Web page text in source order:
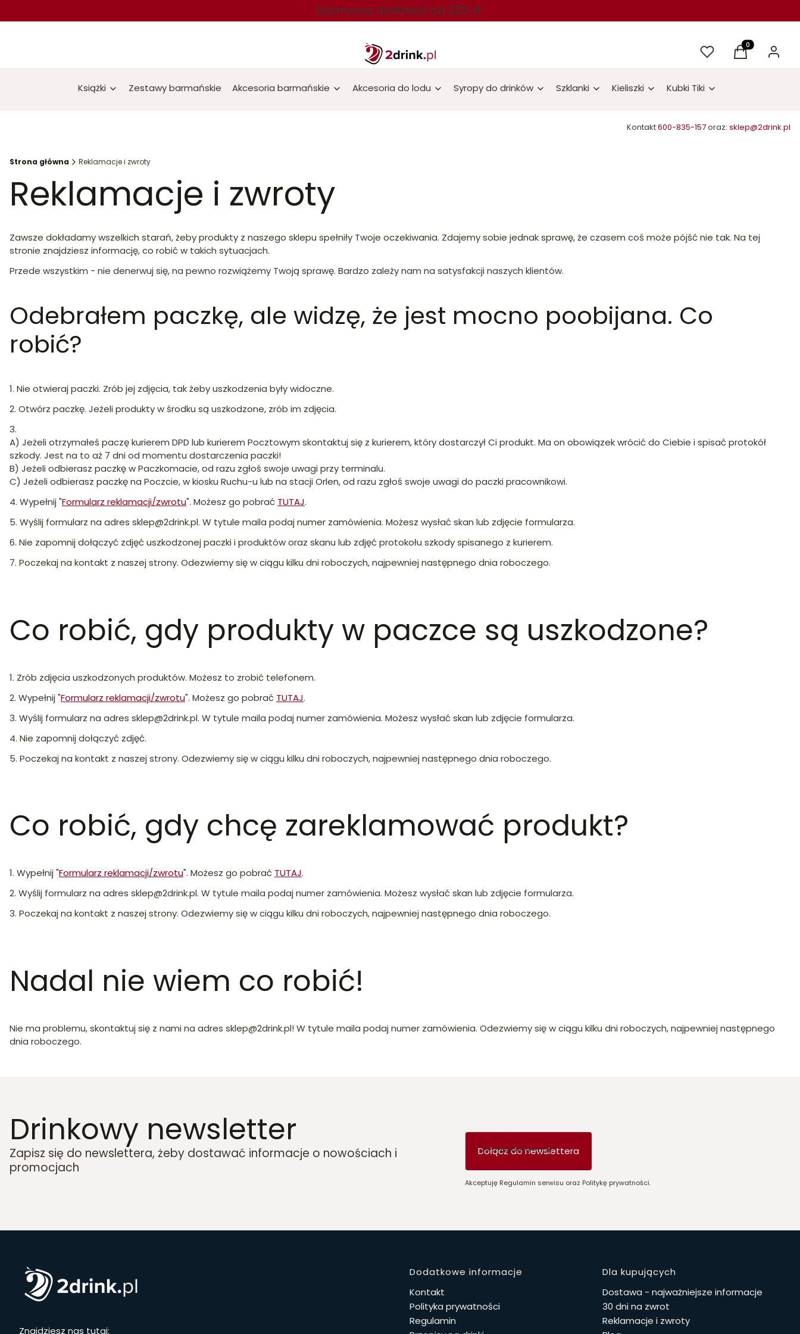
Darmowa dostawa od 250 zł
UlubioneProdukty w
Koszyk Zaloguj
Książki Zestawy barmańskie Akcesoria barmańskie Akcesoria do lodu Syropy do drinków Szklanki Kieliszki Kubki Tiki
Kontakt600-835-157oraz: sklep@2drink.pl
Strona główna Reklamacje i zwroty
Reklamacje i zwroty
Zawsze dokładamy wszelkich starań, żeby produkty z naszego sklepu spełniły Twoje oczekiwania. Zdajemy sobie jednak sprawę, że czasem coś może pójść nie tak. Na tej
stronie znajdziesz informację, co robić w takich sytuacjach.
Przede wszystkim - nie denerwuj się, na pewno rozwiążemy Twoją sprawę. Bardzo zależy nam na satysfakcji naszych klientów.
Odebrałem paczkę, ale widzę, że jest mocno poobijana. Co
robić?
1. Nie otwieraj paczki. Zrób jej zdjęcia, tak żeby uszkodzenia były widoczne.
2. Otwórz paczkę. Jeżeli produkty w środku są uszkodzone, zrób im zdjęcia.
3.
A) Jeżeli otrzymałeś paczę kurierem DPD lub kurierem Pocztowym skontaktuj się z kurierem, który dostarczył Ci produkt. Ma on obowiązek wrócić do Ciebie i spisać protokół
szkody. Jest na to aż 7 dni od momentu dostarczenia paczki!
B) Jeżeli odbierasz paczkę w Paczkomacie, od razu zgłoś swoje uwagi przy terminalu.
C) Jeżeli odbierasz paczkę na Poczcie, w kiosku Ruchu-u lub na stacji Orlen, od razu zgłoś swoje uwagi do paczki pracownikowi.
4. Wypełnij "Formularz reklamacji/zwrotu". Możesz go pobrać TUTAJ.
5. Wyślij formularz na adres sklep@2drink.pl. W tytule maila podaj numer zamówienia. Możesz wysłać skan lub zdjęcie formularza.
6. Nie zapomnij dołączyć zdjęć uszkodzonej paczki i produktów oraz skanu lub zdjęć protokołu szkody spisanego z kurierem.
7. Poczekaj na kontakt z naszej strony. Odezwiemy się w ciągu kilku dni roboczych, najpewniej następnego dnia roboczego.
Co robić, gdy produkty w paczce są uszkodzone?
1. Zrób zdjęcia uszkodzonych produktów. Możesz to zrobić telefonem.
2. Wypełnij "Formularz reklamacji/zwrotu". Możesz go pobrać TUTAJ.
3. Wyślij formularz na adres sklep@2drink.pl. W tytule maila podaj numer zamówienia. Możesz wysłać skan lub zdjęcie formularza.
4. Nie zapomnij dołączyć zdjęć.
5. Poczekaj na kontakt z naszej strony. Odezwiemy się w ciągu kilku dni roboczych, najpewniej następnego dnia roboczego.
Co robić, gdy chcę zareklamować produkt?
1. Wypełnij "Formularz reklamacji/zwrotu". Możesz go pobrać TUTAJ.
2. Wyślij formularz na adres sklep@2drink.pl. W tytule maila podaj numer zamówienia. Możesz wysłać skan lub zdjęcie formularza.
3. Poczekaj na kontakt z naszej strony. Odezwiemy się w ciągu kilku dni roboczych, najpewniej następnego dnia roboczego.
Nadal nie wiem co robić!
Nie ma problemu, skontaktuj się z nami na adres sklep@2drink.pl!W tytule maila podaj numer zamówienia. Odezwiemy się w ciągu kilku dni roboczych, najpewniej następnego
dnia roboczego.
Drinkowy newsletter
Zapisz się do newslettera, żeby dostawać informacje o nowościach i
promocjach
Twój adres e-mail
Dołącz do newslettera
Akceptuję Regulamin serwisu oraz Politykę prywatności.
Znajdziesz nas tutaj:
Linki w stopce
Dodatkowe informacje
Kontakt
Polityka prywatności
Regulamin
Dla kupujących
Dostawa - najważniejsze informacje
30 dni na zwrot
Reklamacje i zwroty